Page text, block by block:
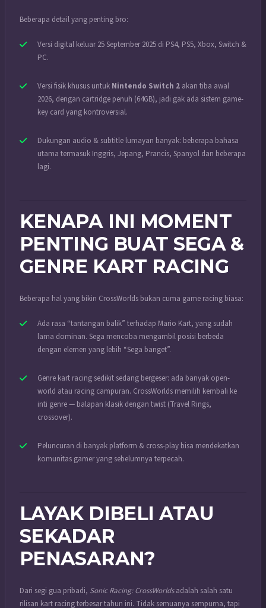
Beberapa detail yang penting bro:
Versi digital keluar 25 September 2025 di PS4, PS5, Xbox, Switch &
PC.
Versi fisik khusus untuk Nintendo Switch 2 akan tiba awal
2026, dengan cartridge penuh (64GB), jadi gak ada sistem game-
key card yang kontroversial.
Dukungan audio & subtitle lumayan banyak: beberapa bahasa
utama termasuk Inggris, Jepang, Prancis, Spanyol dan beberapa
lagi.
KENAPA INI MOMENT
PENTING BUAT SEGA &
GENRE KART RACING
Beberapa hal yang bikin CrossWorlds bukan cuma game racing biasa:
Ada rasa “tantangan balik” terhadap Mario Kart, yang sudah
lama dominan. Sega mencoba mengambil posisi berbeda
dengan elemen yang lebih “Sega banget”.
Genre kart racing sedikit sedang bergeser: ada banyak open-
world atau racing campuran. CrossWorlds memilih kembali ke
inti genre — balapan klasik dengan twist (Travel Rings,
crossover).
Peluncuran di banyak platform & cross-play bisa mendekatkan
komunitas gamer yang sebelumnya terpecah.
LAYAK DIBELI ATAU
SEKADAR
PENASARAN?
Dari segi gua pribadi, Sonic Racing: CrossWorldsadalah salah satu
rilisan kart racing terbesar tahun ini. Tidak semuanya sempurna, tapi